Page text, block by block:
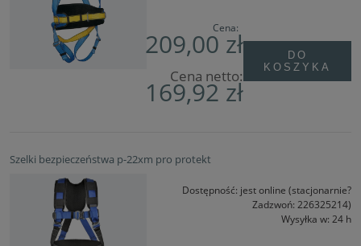
Cena:
209,00 zł
Cena netto:
169,92 zł
DO
KOSZYKA
Szelki bezpieczeństwa p-22xm pro protekt
Dostępność: jest online (stacjonarnie?
Zadzwoń: 226325214)
Wysyłka w: 24 h